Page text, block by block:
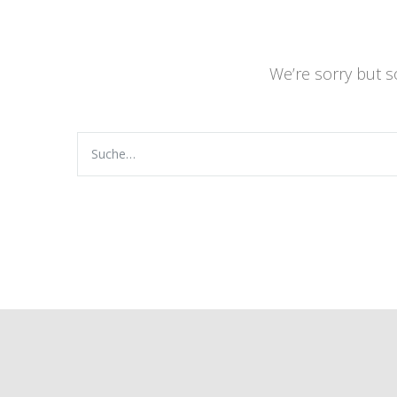
We’re sorry but